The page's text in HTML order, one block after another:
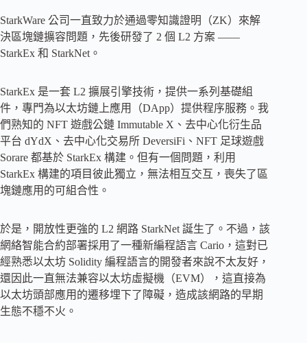
StarkWare 公司一直致力於通過零知識證明（ZK）來解
決區塊鏈擴容問題，先後研發了 2 個 L2 方案 ——
StarkEx 和 StarkNet。
StarkEx 是一套 L2 擴展引擎技術，提供一系列基礎組
件，專門為以太坊鏈上應用（DApp）提供程序服務。我
們熟知的 NFT 遊戲公鏈 Immutable X、去中心化衍生品
平台 dYdX、去中心化交易所 DeversiFi、NFT 足球遊戲
Sorare 都基於 StarkEx 構建。但有一個問題，利用
StarkEx 構建的項目彼此獨立，無法相互交互，喪失了區
塊鏈應用的可組合性。
於是，開放性更強的 L2 網路 StarkNet 誕生了。不過，該
網絡智能合約部署採用了一種新編程語言 Cario，這對已
經熟悉以太坊 Solidity 編程語言的開發者來說不太友好，
還因此一直無法兼容以太坊虛擬機（EVM），這直接為
以太坊頭部應用的遷移埋下了障礙，造成該網路的早期
生態不穩不火。